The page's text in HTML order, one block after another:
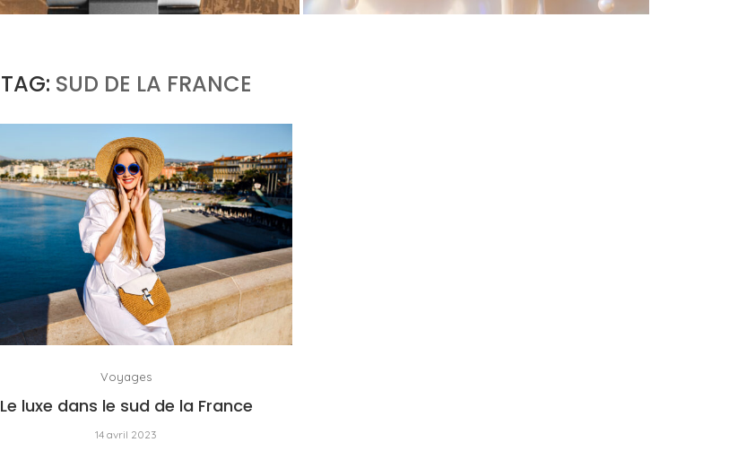
TAG: SUD DE LA FRANCE
Voyages
Le luxe dans le sud de la France
14 avril 2023